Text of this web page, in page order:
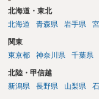
北海道・東北
北海道
青森県 岩手県
関東
東京都
神奈川県 千葉県
北陸・甲信越
新潟県
長野県 山梨県